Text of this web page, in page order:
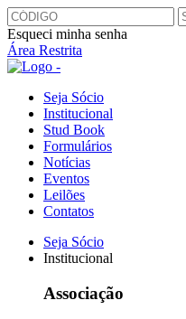
Esqueci minha senha
Área Restrita
Seja Sócio
Institucional
Stud Book
Formulários
Notícias
Eventos
Leilões
Contatos
Seja Sócio
Institucional
Associação